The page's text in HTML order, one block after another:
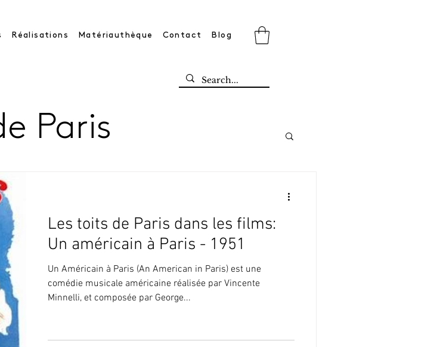
Réalisations Matériauthèque Contact Blog
Les toits de Paris dans les films:
Un américain à Paris - 1951
Un Américain à Paris (An American in Paris) est une
comédie musicale américaine réalisée par Vincente
Minnelli, et composée par George...
Paris